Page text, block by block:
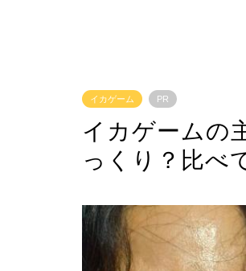
イカゲーム PR
イカゲームの
っくり？比べ